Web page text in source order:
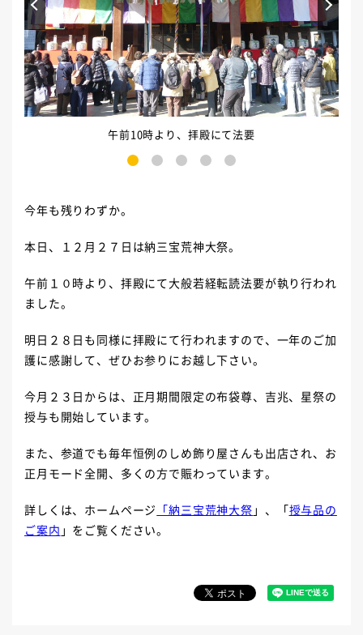
午前10時より、拝殿にて法要
3 4 5
今年も残りわずか。
本日、１２月２７日は納三宝荒神大祭。
午前１０時より、拝殿にて大般若経転読法要が執り行われ
ました。
明日２８日も同様に拝殿にて行われますので、一年のご加
護に感謝して、ぜひお参りにお越し下さい。
今月２３日からは、正月期間限定の布袋尊、吉兆、星祭の
授与も開始しています。
また、参道でも毎年恒例のしめ飾り屋さんも出店され、お
正月モード全開、多くの方で賑わっています。
詳しくは、ホームページ 「納三宝荒神大祭 」、「授与品の
ご案内 」をご覧ください。